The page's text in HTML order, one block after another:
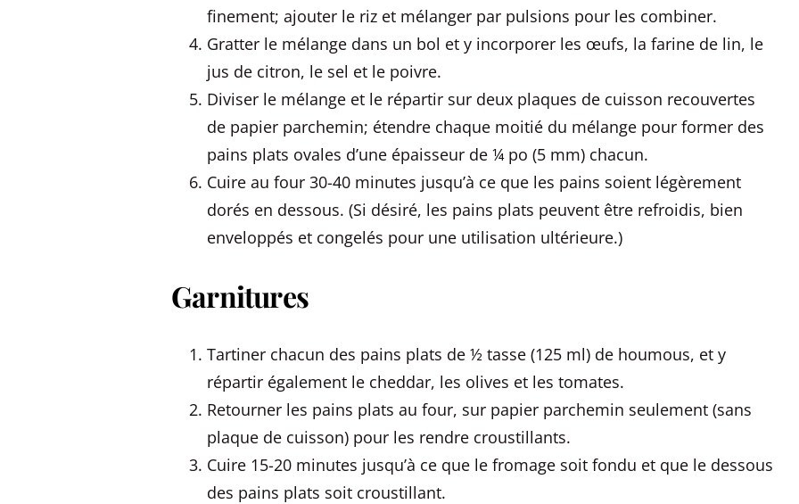
finement; ajouter le riz et mélanger par pulsions pour les combiner.
Gratter le mélange dans un bol et y incorporer les œufs, la farine de lin, le
jus de citron, le sel et le poivre.
Diviser le mélange et le répartir sur deux plaques de cuisson recouvertes
de papier parchemin; étendre chaque moitié du mélange pour former des
pains plats ovales d’une épaisseur de ¼ po (5 mm) chacun.
Cuire au four 30-40 minutes jusqu’à ce que les pains soient légèrement
dorés en dessous. (Si désiré, les pains plats peuvent être refroidis, bien
enveloppés et congelés pour une utilisation ultérieure.)
Garnitures
Tartiner chacun des pains plats de ½ tasse (125 ml) de houmous, et y
répartir également le cheddar, les olives et les tomates.
Retourner les pains plats au four, sur papier parchemin seulement (sans
plaque de cuisson) pour les rendre croustillants.
Cuire 15-20 minutes jusqu’à ce que le fromage soit fondu et que le dessous
des pains plats soit croustillant.